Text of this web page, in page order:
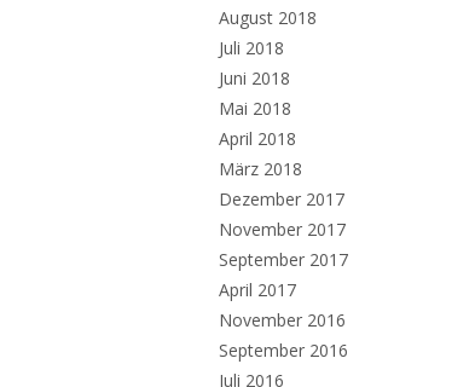
August 2018
Juli 2018
Juni 2018
Mai 2018
April 2018
März 2018
Dezember 2017
November 2017
September 2017
April 2017
November 2016
September 2016
Juli 2016